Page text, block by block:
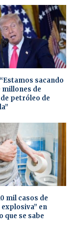
sacando
millones de
petróleo de
mil casos de
en
que se sabe